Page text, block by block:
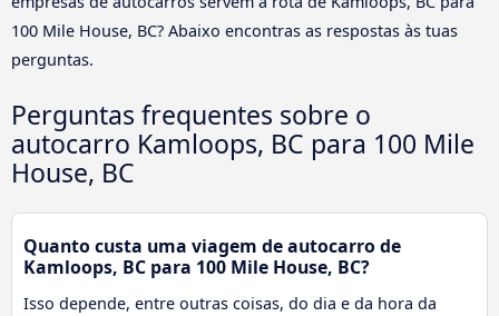
100 Mile House, BC? Abaixo encontras as respostas às tuas
perguntas.
Perguntas frequentes sobre o
autocarro Kamloops, BC para 100 Mile
House, BC
Quanto custa uma viagem de autocarro de
Kamloops, BC para 100 Mile House, BC?
Isso depende, entre outras coisas, do dia e da hora da